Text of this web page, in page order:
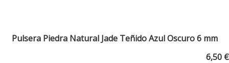
Pulsera Piedra Natural Jade Teñido Azul Oscuro 6 mm
6,50 €